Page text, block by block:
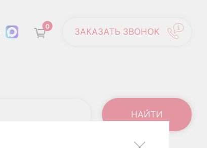
0
ЗАКАЗАТЬ ЗВОНОК